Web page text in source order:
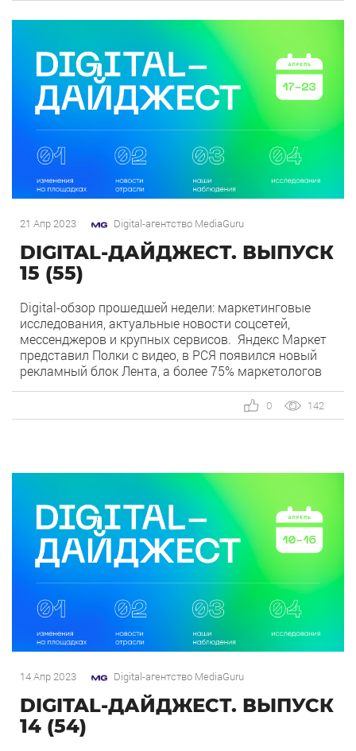
с центром через бот в Telegram, где посетитель
сразу получит необходимую информацию, а
специалист оперативно сможет […]
21 Апр 2023 Digital-агентство MediaGuru
DIGITAL-ДАЙДЖЕСТ. ВЫПУСК
15 (55)
Digital-обзор прошедшей недели: маркетинговые
исследования, актуальные новости соцсетей,
мессенджеров и крупных сервисов. Яндекс Маркет
представил Полки с видео, в РСЯ появился новый
рекламный блок Лента, а более 75% маркетологов
об этом и не только в новом выпуске. Яндекс
1.Яндекс Маркет представил Полки с видео. На
142
0
14 Апр 2023 Digital-агентство MediaGuru
DIGITAL-ДАЙДЖЕСТ. ВЫПУСК
14 (54)